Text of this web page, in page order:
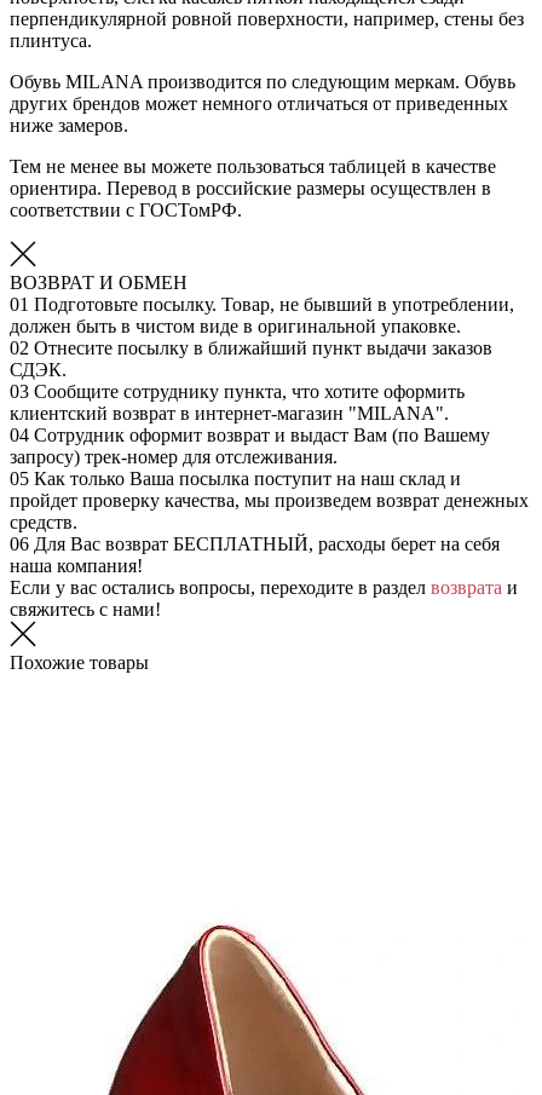
перпендикулярной ровной поверхности, например, стены без
плинтуса.
Обувь MILANA производится по следующим меркам. Обувь
других брендов может немного отличаться от приведенных
ниже замеров.
Тем не менее вы можете пользоваться таблицей в качестве
ориентира. Перевод в российские размеры осуществлен в
соответствии с ГОСТомРФ.
ВОЗВРАТ И ОБМЕН
01 Подготовьте посылку. Товар, не бывший в употреблении,
должен быть в чистом виде в оригинальной упаковке.
02 Отнесите посылку в ближайший пункт выдачи заказов
СДЭК.
03 Сообщите сотруднику пункта, что хотите оформить
клиентский возврат в интернет-магазин "MILANA".
04 Сотрудник оформит возврат и выдаст Вам (по Вашему
запросу) трек-номер для отслеживания.
05 Как только Ваша посылка поступит на наш склад и
пройдет проверку качества, мы произведем возврат денежных
средств.
06 Для Вас возврат БЕСПЛАТНЫЙ, расходы берет на себя
наша компания!
Если у вас остались вопросы, переходите в раздел возврата и
свяжитесь с нами!
Похожие товары